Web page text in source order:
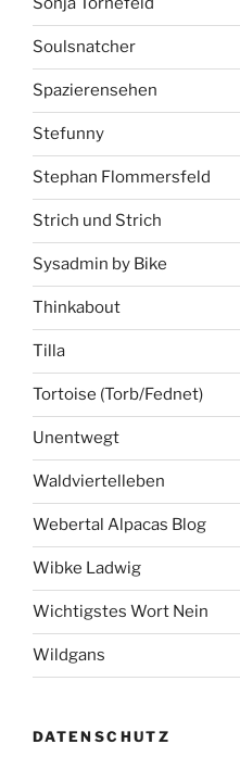
Soulsnatcher
Spazierensehen
Stefunny
Stephan Flommersfeld
Strich und Strich
Sysadmin by Bike
Thinkabout
Tilla
Tortoise (Torb/Fednet)
Unentwegt
Waldviertelleben
Webertal Alpacas Blog
Wibke Ladwig
Wichtigstes Wort Nein
Wildgans
DATENSCHUTZ